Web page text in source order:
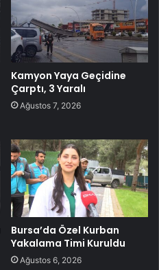
Kamyon Yaya Geçidine
Çarptı, 3 Yaralı
Ağustos 7, 2026
Bursa’da Özel Kurban
Yakalama Timi Kuruldu
Ağustos 6, 2026